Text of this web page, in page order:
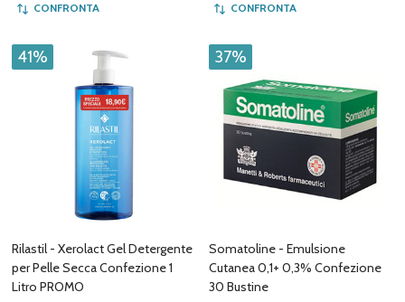
CONFRONTA CONFRONTA
41%
Rilastil - Xerolact Gel Detergente
per Pelle Secca Confezione 1
Litro PROMO
37%
Somatoline - Emulsione
Cutanea 0,1+ 0,3% Confezione
30 Bustine